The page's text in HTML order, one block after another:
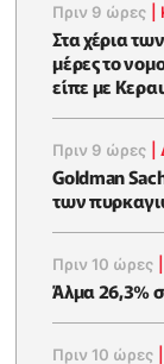
Πριν 9 ώρες
Στα χέρια
μέρες το
είπε με
Πριν 9 ώρες |
Goldman
των
Πριν 10 ώρες
Άλμα 26,3%
Πριν 10 ώρες